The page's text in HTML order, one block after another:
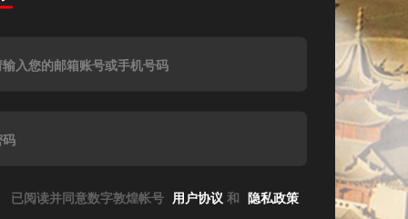
入您的邮箱账号或手机号码
已阅读并同意数字敦煌帐号 用户协议 和 隐私政策